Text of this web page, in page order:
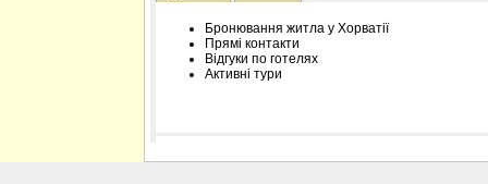
Бронювання житла у Хорватії
Прямі контакти
Відгуки по готелях
Активні тури
Розміщення інформації про готель на